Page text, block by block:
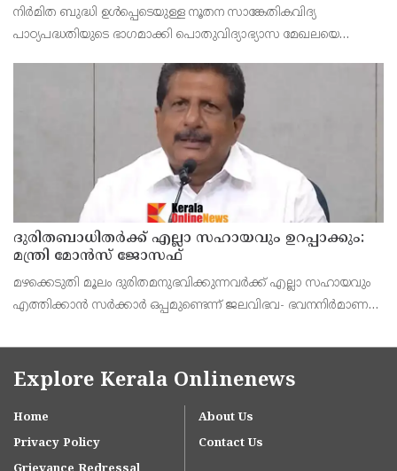
നിര്‍മിത ബുദ്ധി ഉള്‍പ്പെടെയുള്ള നൂതന സാങ്കേതികവിദ്യ
പാഠ്യപദ്ധതിയുടെ ഭാഗമാക്കി പൊതുവിദ്യാഭ്യാസ മേഖലയെ
ക്ഷേമവകുപ്പ് മന്ത്രി എന്‍ ഷംസുദ്ദീന്‍.
ദുരിതബാധിതർക്ക് എല്ലാ സഹായവും ഉറപ്പാക്കും:
മന്ത്രി മോൻസ് ജോസഫ്
മഴക്കെടുതി മൂലം ദുരിതമനുഭവിക്കുന്നവർക്ക് എല്ലാ സഹായവും
എത്തിക്കാൻ സർക്കാർ ഒപ്പമുണ്ടെന്ന് ജലവിഭവ- ഭവനനിർമാണ
Explore Kerala Onlinenews
Home
About Us
Privacy Policy
Contact Us